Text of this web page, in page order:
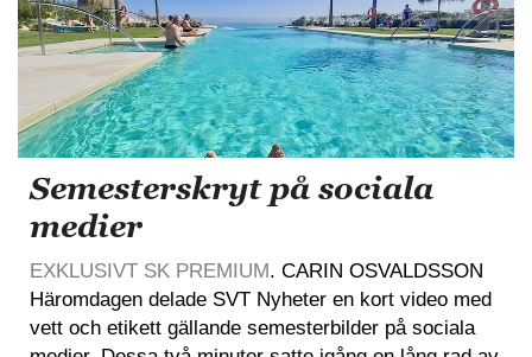
Semesterskryt på sociala
medier
EXKLUSIVT SK PREMIUM. CARIN OSVALDSSON
Häromdagen delade SVT Nyheter en kort video med
vett och etikett gällande semesterbilder på sociala